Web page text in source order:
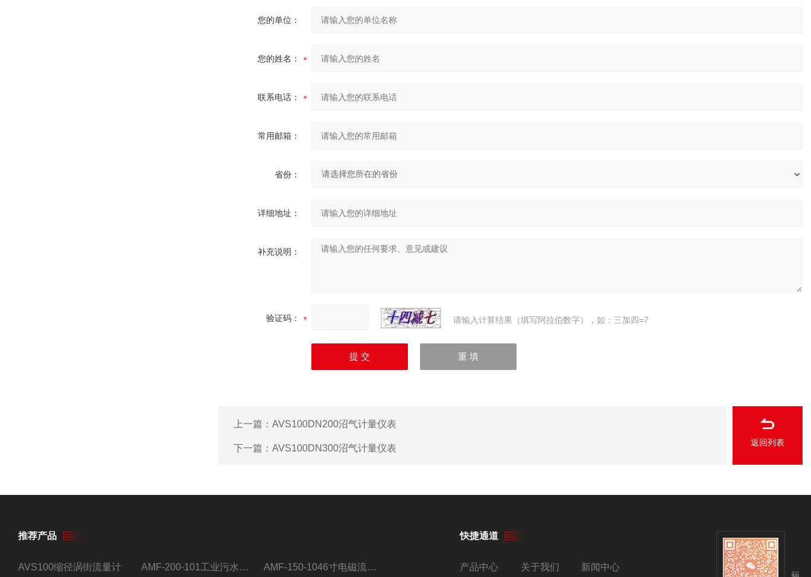
您的单位：
您的姓名：
联系电话：
常用邮箱：
省份：
详细地址：
补充说明：
验证码： 请输入计算结果（填写阿拉伯数字），如：三加四=7
上一篇： AVS100DN200沼气计量仪表
下一篇： AVS100DN300沼气计量仪表
返回列表
推荐产品
AVS100缩径涡街流量计 AMF-200-101工业污水流量计 AMF-150-1046寸电磁流量计
快捷通道
产品中心 关于我们 新闻中心